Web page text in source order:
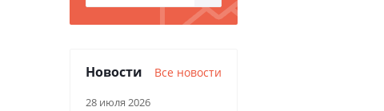
Новости Все новости
28 июля 2026